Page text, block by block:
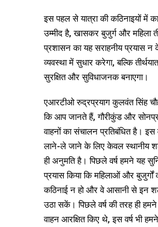
इस पहल से यात्रा की कठिनाइयों में
उम्मीद है, खासकर बुजुर्ग और महिला
प्रशासन का यह सराहनीय प्रयास न
व्यवस्था में सुधार करेगा, बल्कि
सुरक्षित और सुविधाजनक बनाएगा।
एआरटीओ रुद्रप्रयाग कुलवंत सिंह
कि आप जानते हैं, गौरीकुंड और
वाहनों का संचालन प्रतिबंधित है। इस
लाने-ले जाने के लिए केवल स्थानीय
ही अनुमति है। पिछले वर्ष हमने यह
प्रयास किया कि महिलाओं और बुजुर्गों
कठिनाई न हो और वे आसानी से इन
उठा सकें। पिछले वर्ष की तरह ही
वाहन आरक्षित किए थे, इस वर्ष भी